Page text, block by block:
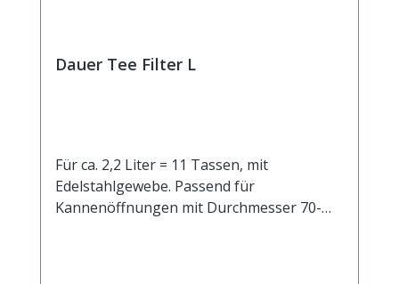
Dauer Tee Filter L
Für ca. 2,2 Liter = 11 Tassen, mit
Edelstahlgewebe. Passend für
Kannenöffnungen mit Durchmesser 70-